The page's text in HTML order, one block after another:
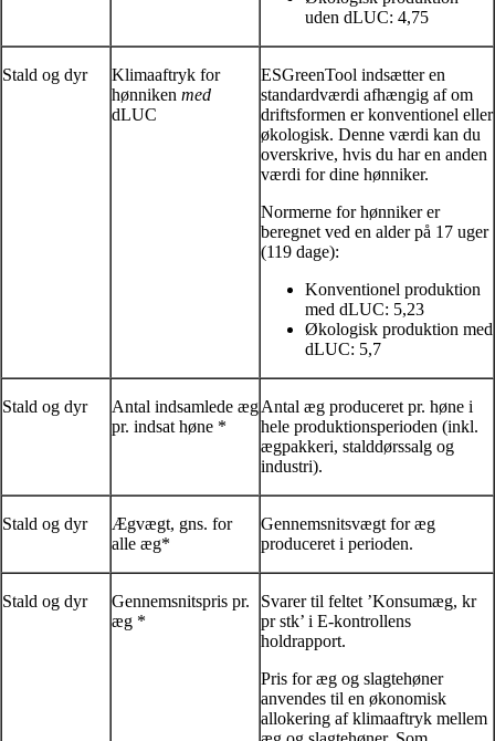
uden dLUC: 4,75
Stald og dyr
Klimaaftryk for
hønniken med
dLUC
ESGreenTool indsætter en
standardværdi afhængig af om
driftsformen er konventionel eller
økologisk. Denne værdi kan du
overskrive, hvis du har en anden
værdi for dine hønniker.
Normerne for hønniker er
beregnet ved en alder på 17 uger
(119 dage):
Konventionel produktion
med dLUC: 5,23
Økologisk produktion med
dLUC: 5,7
Stald og dyr
Antal indsamlede æg
pr. indsat høne *
Antal æg produceret pr. høne i
hele produktionsperioden (inkl.
ægpakkeri, stalddørssalg og
industri).
Stald og dyr
Ægvægt, gns. for
alle æg*
Gennemsnitsvægt for æg
produceret i perioden.
Stald og dyr
Gennemsnitspris pr.
æg *
Svarer til feltet ’Konsumæg, kr
pr stk’ i E-kontrollens
holdrapport.
Pris for æg og slagtehøner
anvendes til en økonomisk
allokering af klimaaftryk mellem